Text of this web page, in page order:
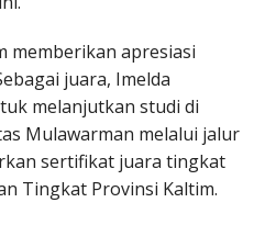
memberikan apresiasi
juara, Imelda
melanjutkan studi di
Mulawarman melalui jalur
sertifikat juara tingkat
Tingkat Provinsi Kaltim.